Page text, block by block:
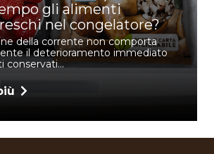
dei lamponi: proprietà
l’organismo
un profilo nutrizionale
interessante grazie alla